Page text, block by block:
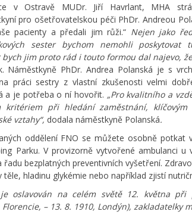
v Ostravě MUDr. Jiří Havrlant, MHA
pro ošetřovatelskou péči PhDr. Andreou
pacienty a předali jim růži.“ Nejen jako
sester bychom nemohli
jim proto rád i touto formou dal najevo,
Náměstkyně PhDr. Andrea Polanská je s
práci sestry z vlastní zkušenosti velmi
a je potřeba o ní hovořit. „Pro kvalitního a
při hledání zaměstnání,
vztahy“, dodala náměstkyně Polanská.
oddělení FNO se můžete osobně potkat
Parku. V provizorně vytvořené ambulanci u
řadu bezplatných preventivních vyšetření.
hladinu glykémie nebo například zjistí
oslavován na celém světě 12. května při
– 13. 8. 1910, Londýn), zakladatelky